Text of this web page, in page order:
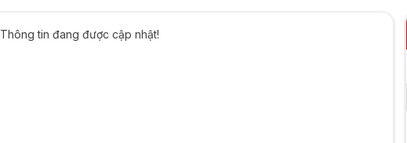
Thông tin đang được cập nhật!